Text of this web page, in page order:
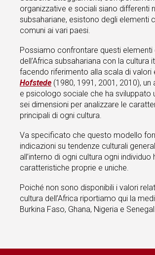
organizzative e sociali siano differenti
subsahariane, esistono degli elementi
comuni ai vari paesi.
Possiamo confrontare questi elementi
dell’Africa subsahariana con la cultura
facendo riferimento alla scala di valori
Hofstede (1980, 1991, 2001, 2010),
e psicologo sociale che ha sviluppato
sei dimensioni per analizzare le
principali di ogni cultura.
Va specificato che questo modello
indicazioni su tendenze culturali
all’interno di ogni cultura ogni individuo
caratteristiche proprie e uniche.
Poiché non sono disponibili i valori
cultura dell’Africa riportiamo qui la
Burkina Faso, Ghana, Nigeria e Senegal.